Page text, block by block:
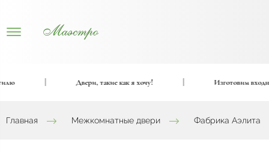
Двери, такие как я хочу! Изготовим
Главная Межкомнатные двери Фабрика Аэлита